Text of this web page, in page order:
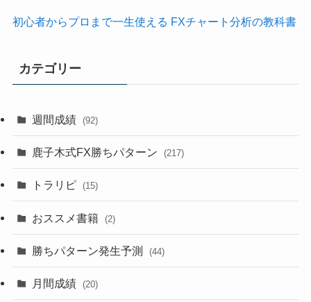
初心者からプロまで一生使える FXチャート分析の教科書
カテゴリー
週間成績 (92)
鹿子木式FX勝ちパターン (217)
トラリピ (15)
おススメ書籍 (2)
勝ちパターン発生予測 (44)
月間成績 (20)